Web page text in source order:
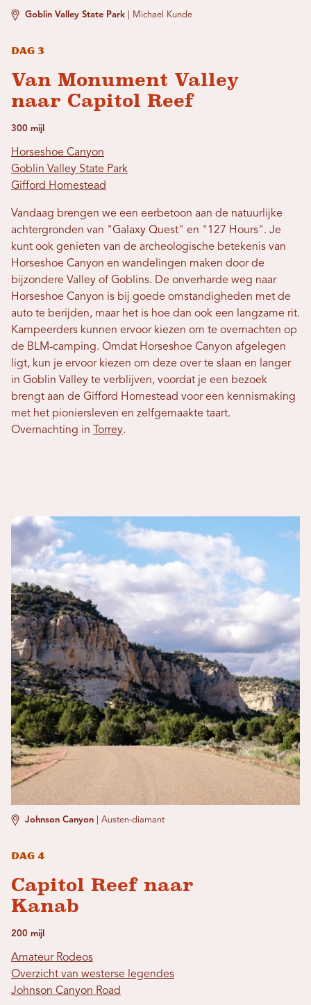
Goblin Valley State Park Michael Kunde
Dag 3
Van Monument Valley
naar Capitol Reef
300 mijl
Horseshoe Canyon
Goblin Valley State Park
Gifford Homestead
Vandaag brengen we een eerbetoon aan de natuurlijke
achtergronden van "Galaxy Quest" en "127 Hours". Je
kunt ook genieten van de archeologische betekenis van
Horseshoe Canyon en wandelingen maken door de
bijzondere Valley of Goblins. De onverharde weg naar
Horseshoe Canyon is bij goede omstandigheden met de
auto te berijden, maar het is hoe dan ook een langzame rit.
Kampeerders kunnen ervoor kiezen om te overnachten op
de BLM-camping. Omdat Horseshoe Canyon afgelegen
ligt, kun je ervoor kiezen om deze over te slaan en langer
in Goblin Valley te verblijven, voordat je een bezoek
brengt aan de Gifford Homestead voor een kennismaking
met het pioniersleven en zelfgemaakte taart.
Overnachting in
Torrey.
Johnson Canyon Austen-diamant
Dag 4
Capitol Reef naar
Kanab
200 mijl
Amateur Rodeos
Overzicht van westerse legendes
Johnson Canyon Road